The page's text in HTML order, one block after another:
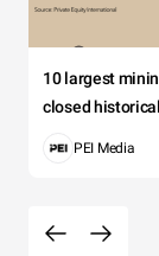
10 largest
closed
PEI Media